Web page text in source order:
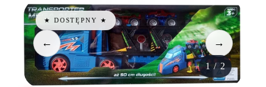
★ DOSTĘPNY ★
← →
1 /2